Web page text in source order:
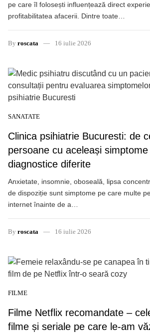
pe care îl folosești influențează direct
profitabilitatea afacerii. Dintre toate…
By roscata 16 iulie 2026
SANATATE
Clinica psihiatrie Bucuresti: de
persoane cu aceleași
diagnostice diferite
Anxietate, insomnie, oboseală, lipsa
de dispoziție sunt simptome pe care multe
internet înainte de a…
By roscata 16 iulie 2026
FILME
Filme Netflix recomandate –
filme și seriale pe care le-am